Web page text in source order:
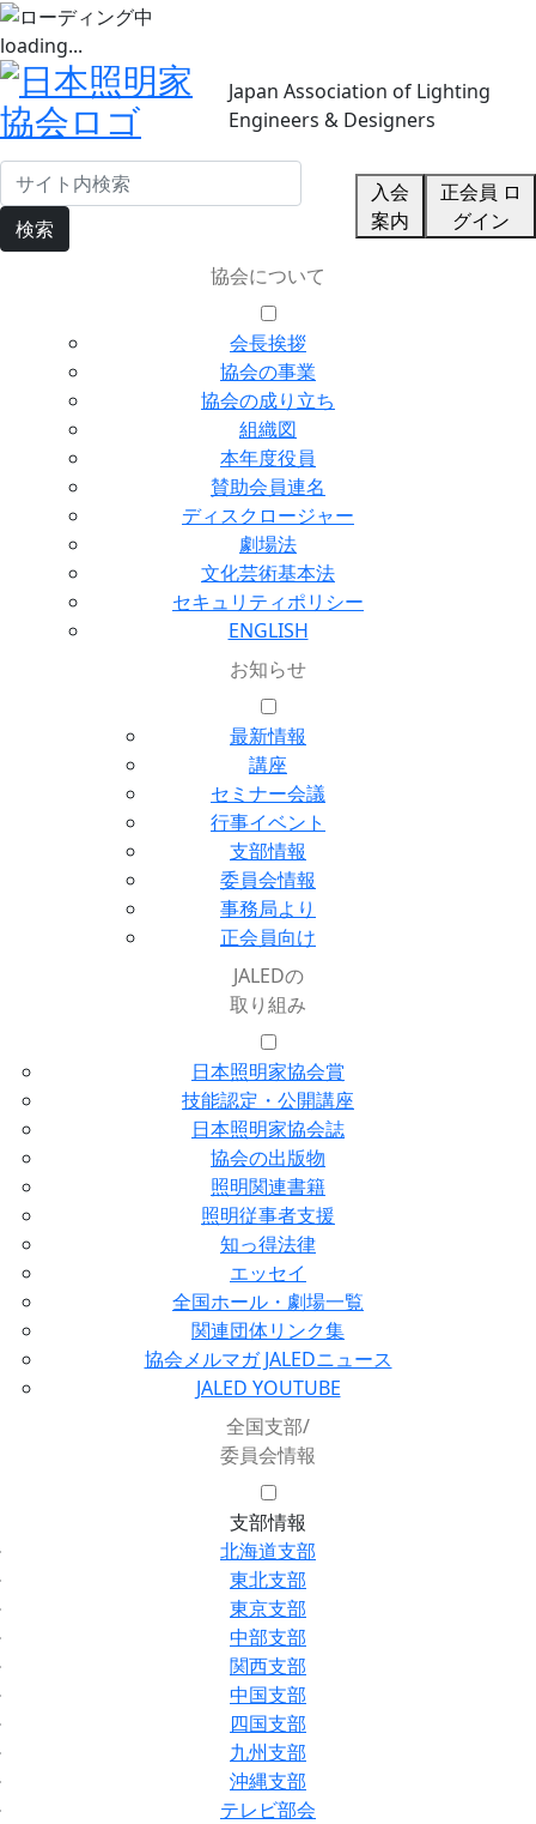
loading...
Japan Association of Lighting
Engineers & Designers
検索
入会
案内
正会員 ロ
グイン
協会について
会長挨拶
協会の事業
協会の成り立ち
組織図
本年度役員
賛助会員連名
ディスクロージャー
劇場法
文化芸術基本法
セキュリティポリシー
ENGLISH
お知らせ
最新情報
講座
セミナー会議
行事イベント
支部情報
委員会情報
事務局より
正会員向け
JALEDの
取り組み
日本照明家協会賞
技能認定・公開講座
日本照明家協会誌
協会の出版物
照明関連書籍
照明従事者支援
知っ得法律
エッセイ
全国ホール・劇場一覧
関連団体リンク集
協会メルマガ JALEDニュース
JALED YOUTUBE
全国支部/
委員会情報
支部情報
北海道支部
東北支部
東京支部
中部支部
関西支部
中国支部
四国支部
九州支部
沖縄支部
テレビ部会